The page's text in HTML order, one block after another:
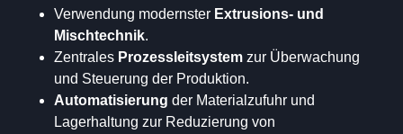
Verwendung modernster Extrusions- und
Mischtechnik.
Zentrales Prozessleitsystem zur Überwachung
und Steuerung der Produktion.
Automatisierung der Materialzufuhr und
Lagerhaltung zur Reduzierung von